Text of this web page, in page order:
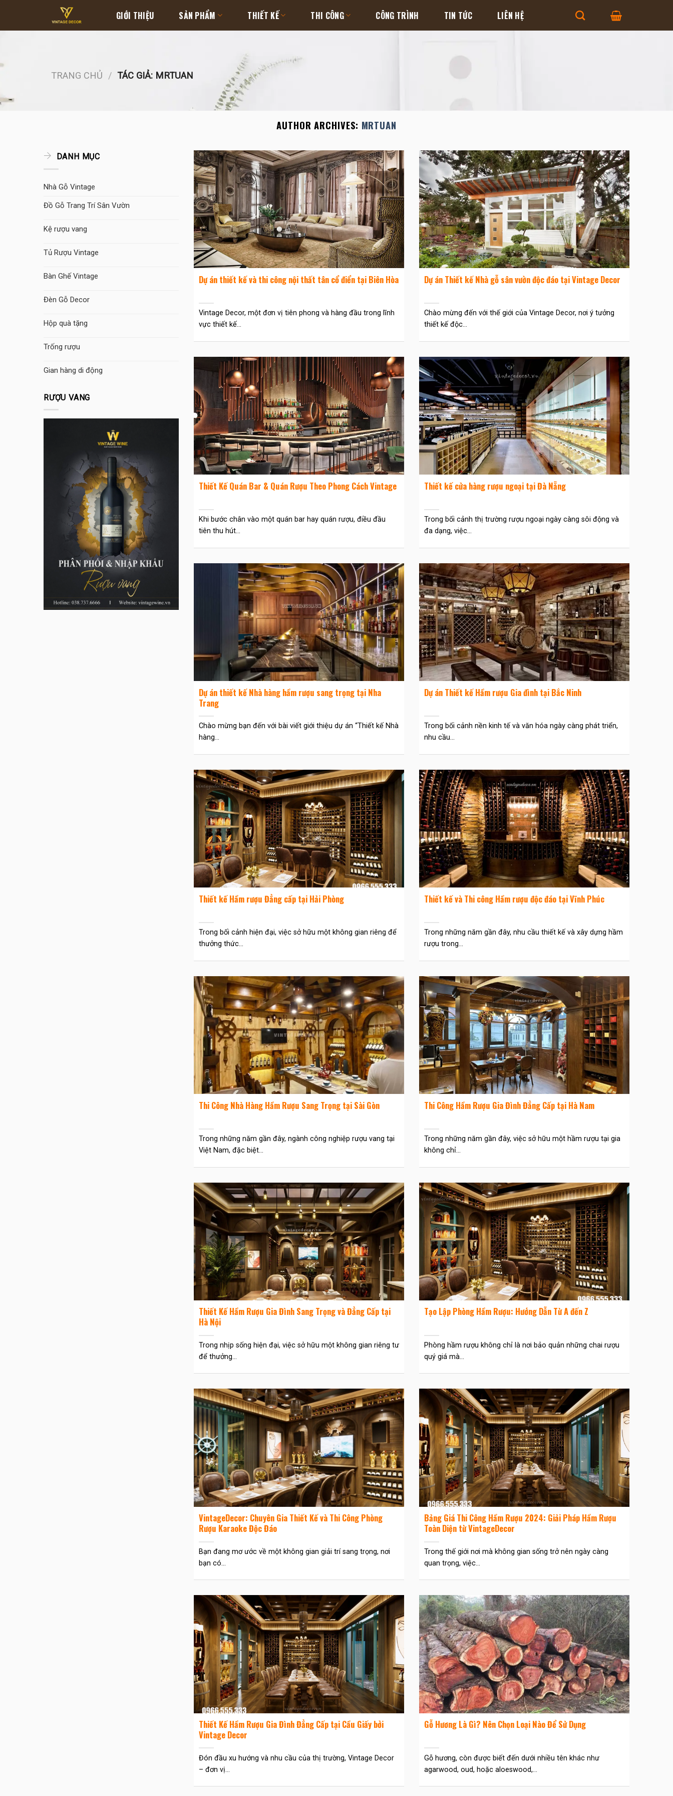
content
GIỚI THIỆU SẢN PHẨM THIẾT KẾ THI CÔNG CÔNG TRÌNH TIN TỨC LIÊN HỆ
TRANG CHỦ / TÁC GIẢ: MRTUAN
AUTHOR ARCHIVES: MRTUAN
DANH MỤC
Nhà Gỗ Vintage
Đồ Gỗ Trang Trí Sân Vườn
Kệ rượu vang
Tủ Rượu Vintage
Bàn Ghế Vintage
Đèn Gỗ Decor
Hộp quà tặng
Trống rượu
Gian hàng di động
RƯỢU VANG
Dự án thiết kế và thi công nội thất tân cổ điển tại Biên Hòa
Vintage Decor, một đơn vị tiên phong và hàng đầu trong lĩnh
vực thiết kế...
Dự án Thiết kế Nhà gỗ sân vườn độc đáo tại Vintage Decor
Chào mừng đến với thế giới của Vintage Decor, nơi ý tưởng
thiết kế độc...
Thiết Kế Quán Bar & Quán Rượu Theo Phong Cách Vintage
Khi bước chân vào một quán bar hay quán rượu, điều đầu
tiên thu hút...
Thiết kế cửa hàng rượu ngoại tại Đà Nẵng
Trong bối cảnh thị trường rượu ngoại ngày càng sôi động và
đa dạng, việc...
Dự án thiết kế Nhà hàng hầm rượu sang trọng tại Nha
Trang
Chào mừng bạn đến với bài viết giới thiệu dự án “Thiết kế Nhà
hàng...
Dự án Thiết kế Hầm rượu Gia đình tại Bắc Ninh
Trong bối cảnh nền kinh tế và văn hóa ngày càng phát triển,
nhu cầu...
Thiết kế Hầm rượu Đẳng cấp tại Hải Phòng
Trong bối cảnh hiện đại, việc sở hữu một không gian riêng để
thưởng thức...
Thiết kế và Thi công Hầm rượu độc đáo tại Vĩnh Phúc
Trong những năm gần đây, nhu cầu thiết kế và xây dựng hầm
rượu trong...
Thi Công Nhà Hàng Hầm Rượu Sang Trọng tại Sài Gòn
Trong những năm gần đây, ngành công nghiệp rượu vang tại
Việt Nam, đặc biệt...
Thi Công Hầm Rượu Gia Đình Đẳng Cấp tại Hà Nam
Trong những năm gần đây, việc sở hữu một hầm rượu tại gia
không chỉ...
Thiết Kế Hầm Rượu Gia Đình Sang Trọng và Đẳng Cấp tại
Hà Nội
Trong nhịp sống hiện đại, việc sở hữu một không gian riêng tư
để thưởng...
Tạo Lập Phòng Hầm Rượu: Hướng Dẫn Từ A đến Z
Phòng hầm rượu không chỉ là nơi bảo quản những chai rượu
quý giá mà...
VintageDecor: Chuyên Gia Thiết Kế và Thi Công Phòng
Rượu Karaoke Độc Đáo
Bạn đang mơ ước về một không gian giải trí sang trọng, nơi
bạn có...
Bảng Giá Thi Công Hầm Rượu 2024: Giải Pháp Hầm Rượu
Toàn Diện từ VintageDecor
Trong thế giới nơi mà không gian sống trở nên ngày càng
quan trọng, việc...
Thiết Kế Hầm Rượu Gia Đình Đẳng Cấp tại Cầu Giấy bởi
Vintage Decor
Đón đầu xu hướng và nhu cầu của thị trường, Vintage Decor
– đơn vị...
Gỗ Hương Là Gì? Nên Chọn Loại Nào Để Sử Dụng
Gỗ hương, còn được biết đến dưới nhiều tên khác như
agarwood, oud, hoặc aloeswood,...